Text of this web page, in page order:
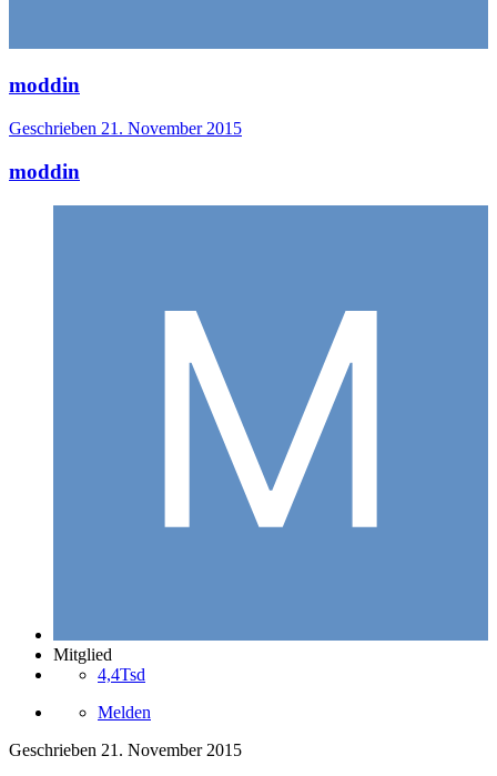
moddin
Geschrieben 21. November 2015
moddin
Mitglied
4,4Tsd
Melden
Geschrieben 21. November 2015